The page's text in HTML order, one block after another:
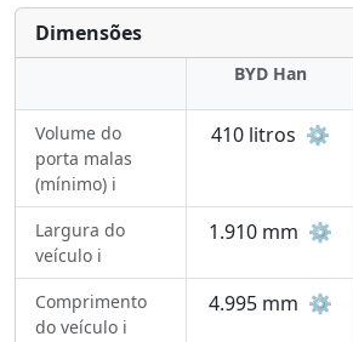
Dimensões
BYD Han
Volume do
porta malas
(mínimo) ℹ️
410 litros ⚙️
Largura do
veículo ℹ️
1.910 mm ⚙️
Comprimento
do veículo ℹ️
4.995 mm ⚙️